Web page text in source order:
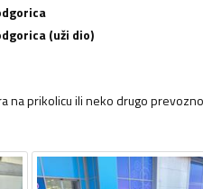
(uži dio)
na prikolicu ili neko drugo